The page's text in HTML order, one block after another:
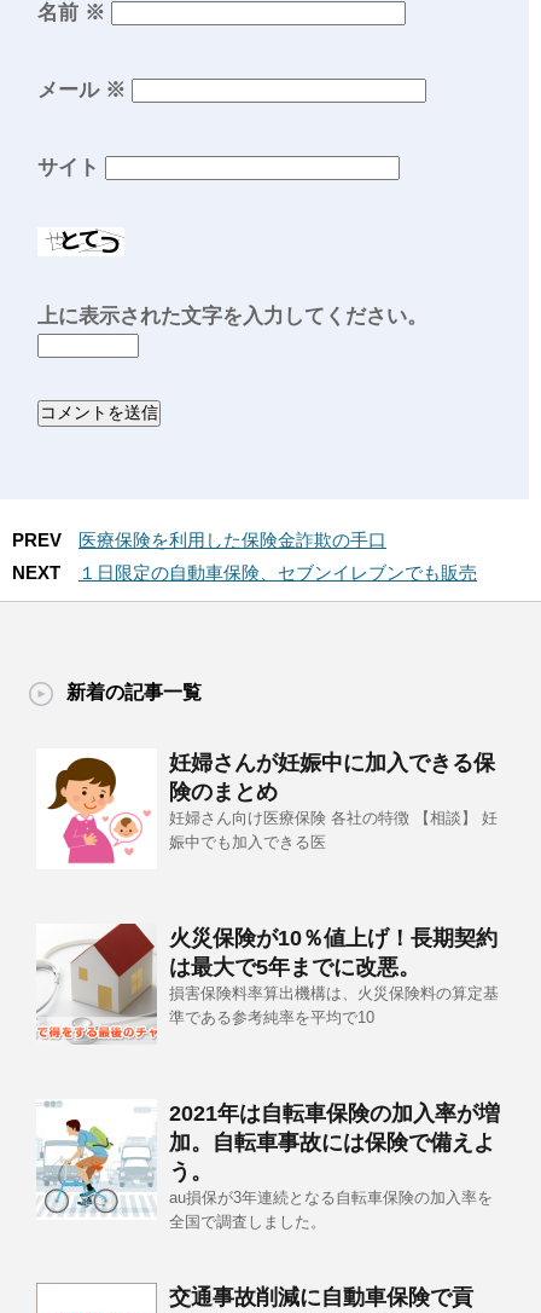
名前 ※
メール ※
サイト
上に表示された文字を入力してください。
PREV
医療保険を利用した保険金詐欺の手口
NEXT
１日限定の自動車保険、セブンイレブンでも販売
新着の記事一覧
妊婦さんが妊娠中に加入できる保
険のまとめ
妊婦さん向け医療保険 各社の特徴 【相談】 妊
娠中でも加入できる医
火災保険が10％値上げ！長期契約
は最大で5年までに改悪。
損害保険料率算出機構は、火災保険料の算定基
準である参考純率を平均で10
2021年は自転車保険の加入率が増
加。自転車事故には保険で備えよ
う。
au損保が3年連続となる自転車保険の加入率を
全国で調査しました。
交通事故削減に自動車保険で貢